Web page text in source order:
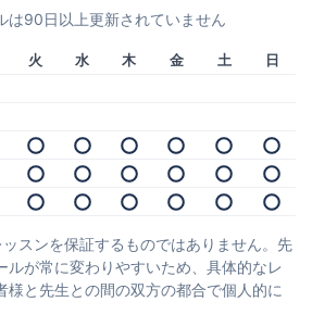
は90日以上更新されていません
火 水 木 金 土
日
スンを保証するものではありません。先
ルが常に変わりやすいため、具体的なレ
様と先生との間の双方の都合で個人的に